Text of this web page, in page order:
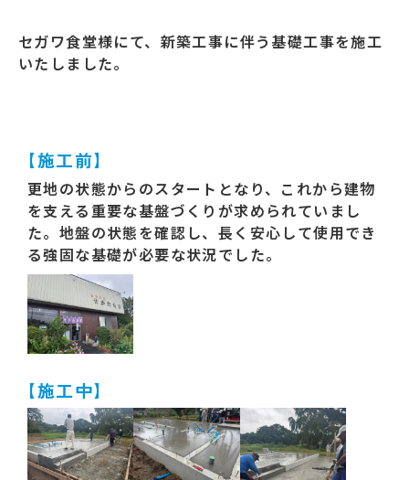
セガワ食堂様にて、新築工事に伴う基礎工事を施工
いたしました。
【施工前】
更地の状態からのスタートとなり、これから建物
を支える重要な基盤づくりが求められていまし
た。地盤の状態を確認し、長く安心して使用でき
る強固な基礎が必要な状況でした。
【施工中】